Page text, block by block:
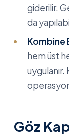
giderilir.
da
Kombine
hem üst
uygulanır.
Göz